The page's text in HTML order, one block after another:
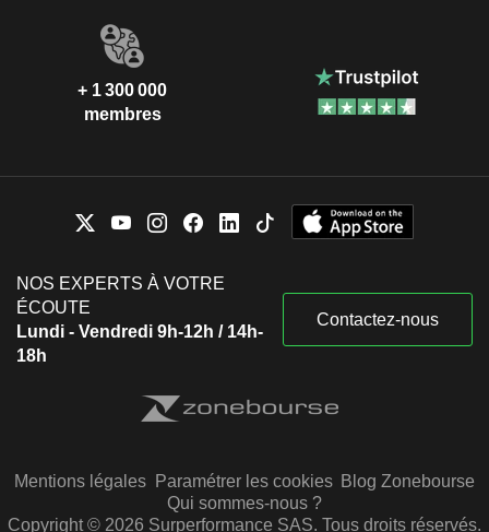
+ 1 300 000
membres
NOS EXPERTS À VOTRE
ÉCOUTE
Lundi - Vendredi 9h-12h / 14h-
18h
Contactez-nous
Mentions légales Paramétrer les cookies Blog Zonebourse
Qui sommes-nous ?
Copyright © 2026 Surperformance SAS. Tous droits réservés.